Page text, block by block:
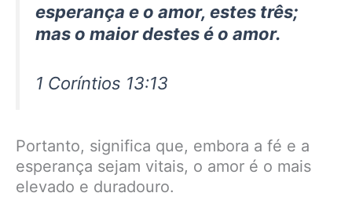
esperança e o amor, estes três;
mas o maior destes é o amor.
1 Coríntios 13:13
Portanto, significa que, embora a fé e a
esperança sejam vitais, o amor é o mais
elevado e duradouro.